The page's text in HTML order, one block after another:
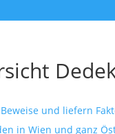
und liefern
in Wien und ganz